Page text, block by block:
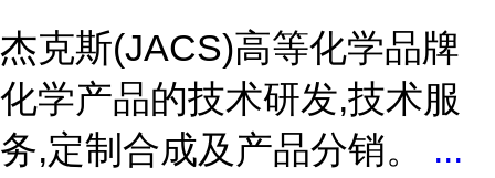
杰克斯(JACS)高等化学品牌
化学产品的技术研发,技术服
务,定制合成及产品分销。 ...